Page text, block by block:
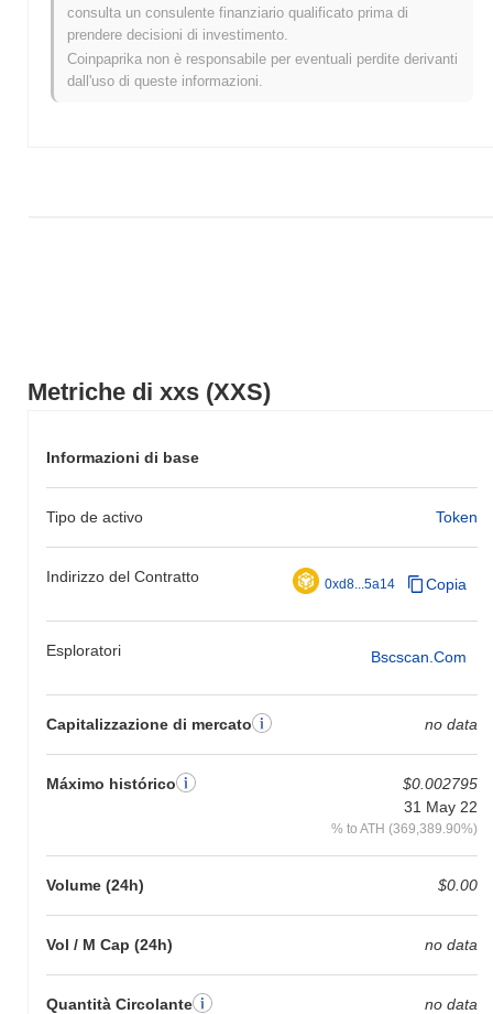
Metriche di xxs (XXS)
Informazioni di base
Tipo de activo Token
Indirizzo del Contratto 0xd8...5a14 Copia
Esploratori Bscscan.com
Capitalizzazione di mercato no data
Máximo histórico
$0.002795
31 May 22
% to ATH (369,389.90%)
Volume (24h) $0.00
Vol / M Cap (24h) no data
Quantità Circolante
no data
Negli ultimi 7 giorni, xxs ha guadagnato0.00%, superando il
mercato crypto complessivo che ha registrato un calo del
Ciò indica una forte performance nell'azione del prezzo di XXS
rispetto allo slancio del mercato più ampio.
consulta un consulente finanziario qualificato prima di
prendere decisioni di investimento.
Coinpaprika non è responsabile per eventuali perdite derivanti
dall'uso di queste informazioni.